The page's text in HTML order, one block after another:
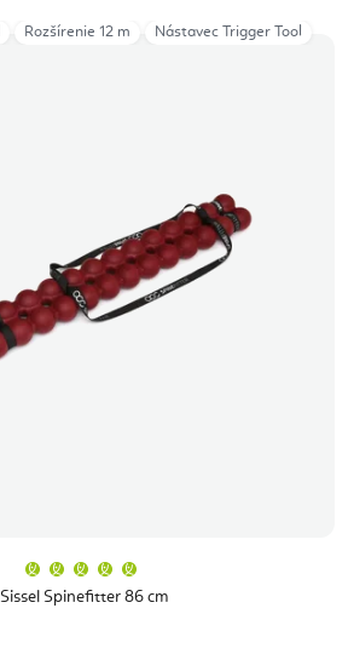
Sissel Spinefitter 86 cmátlagos
értékelése
Rozšírenie 12 m Nástavec Trigger Tool